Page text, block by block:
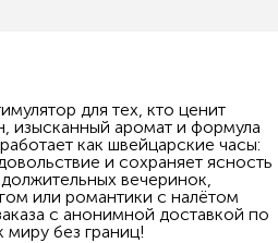
для тех, кто ценит
изысканный аромат и формула
как швейцарские часы:
и сохраняет ясность
вечеринок,
или романтики с налётом
с анонимной доставкой по
без границ!